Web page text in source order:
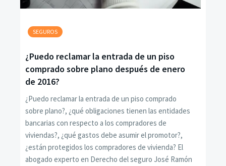
SEGUROS
¿Puedo reclamar la entrada de un piso
comprado sobre plano después de enero
de 2016?
¿Puedo reclamar la entrada de un piso comprado
sobre plano?, ¿qué obligaciones tienen las entidades
bancarias con respecto a los compradores de
viviendas?, ¿qué gastos debe asumir el promotor?,
¿están protegidos los compradores de vivienda? El
abogado experto en Derecho del seguro José Ramón